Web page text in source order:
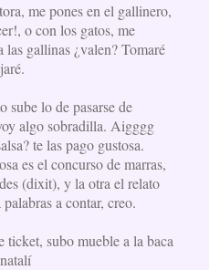
me pones en el gallinero,
o con los gatos, me
las gallinas ¿valen? Tomaré
sube lo de pasarse de
algo sobradilla. Aigggg
te las pago gustosa.
es el concurso de marras,
(dixit), y la otra el relato
a contar, creo.
ticket, subo mueble a la baca